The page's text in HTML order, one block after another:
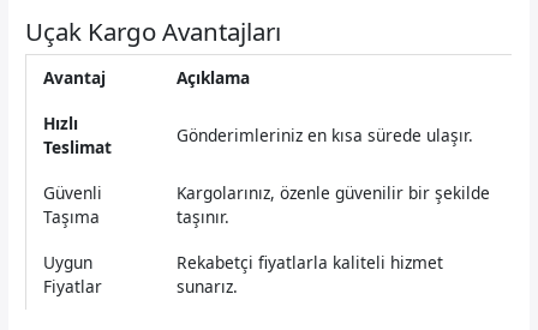
Uçak Kargo Avantajları
Avantaj
Açıklama
Hızlı
Teslimat
Gönderimleriniz en kısa sürede ulaşır.
Güvenli
Taşıma
Kargolarınız, özenle güvenilir bir şekilde
taşınır.
Uygun
Fiyatlar
Rekabetçi fiyatlarla kaliteli hizmet
sunarız.